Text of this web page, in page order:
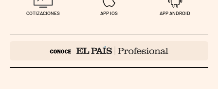
COTIZACIONES APP IOS APP ANDROID